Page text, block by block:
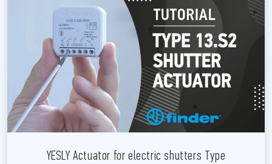
YESLY Actuator for electric shutters Type